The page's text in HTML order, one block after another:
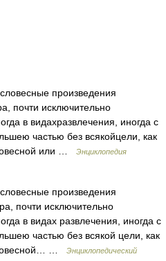
произведения
почти исключительно
в видахразвлечения, иногда с
частью без всякойцели, как
или …
Энциклопедия
произведения
почти исключительно
в видах развлечения, иногда с
частью без всякой цели, как
…
Энциклопедический